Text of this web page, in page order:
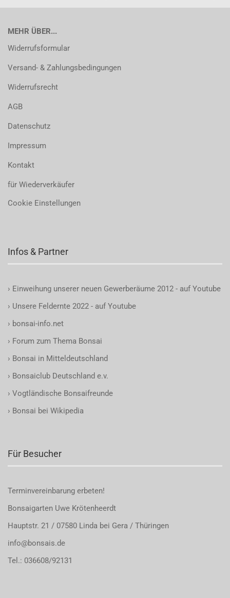
MEHR ÜBER...
Widerrufsformular
Versand- & Zahlungsbedingungen
Widerrufsrecht
AGB
Datenschutz
Impressum
Kontakt
für Wiederverkäufer
Cookie Einstellungen
Infos & Partner
› Einweihung unserer neuen Gewerberäume 2012 - auf Youtube
› Unsere Feldernte 2022 - auf Youtube
› bonsai-info.net
› Forum zum Thema Bonsai
› Bonsai in Mitteldeutschland
› Bonsaiclub Deutschland e.v.
› Vogtländische Bonsaifreunde
› Bonsai bei Wikipedia
Für Besucher
Terminvereinbarung erbeten!
Bonsaigarten Uwe Krötenheerdt
Hauptstr. 21 / 07580 Linda bei Gera / Thüringen
info@bonsais.de
Tel.: 036608/92131